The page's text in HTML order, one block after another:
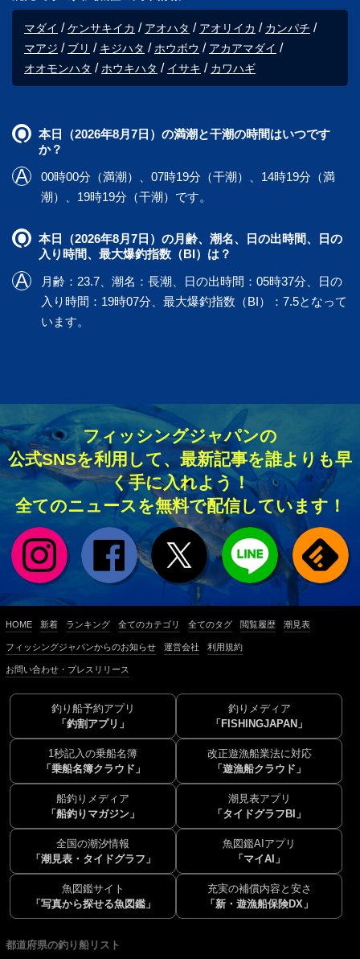
マダイ ケンサキイカ アオハタ アオリイカ
カンパチ
マアジ
ブリ キジハタ ホウボウ
アカアマダイ
オオモンハタ
ホウキハタ イサキ カワハギ
本日（2026年8月7日）の満潮と干潮の時間はいつです
か？
00時00分（満潮）、07時19分（干潮）、14時19分（満
潮）、19時19分（干潮）です。
本日（2026年8月7日）の月齢、潮名、日の出時間、日の
入り時間、最大爆釣指数（BI）は？
月齢：23.7、潮名：長潮、日の出時間：05時37分、日の
入り時間：19時07分、最大爆釣指数（BI）：7.5となって
います。
フィッシングジャパンの
公式SNSを利用して、最新記事を誰よりも早
く手に入れよう！
全てのニュースを無料で配信しています！
HOME 新着 ランキング 全てのカテゴリ 全てのタグ 閲覧履歴 潮見表
フィッシングジャパンからのお知らせ 運営会社 利用規約
お問い合わせ・プレスリリース
釣り船予約アプリ
「釣割アプリ」
釣りメディア
「FISHINGJAPAN」
1秒記入の乗船名簿
「乗船名簿クラウド」
改正遊漁船業法に対応
「遊漁船クラウド」
船釣りメディア
「船釣りマガジン」
潮見表アプリ
「タイドグラフBI」
全国の潮汐情報
「潮見表・タイドグラフ」
魚図鑑AIアプリ
「マイAI」
魚図鑑サイト
「写真から探せる魚図鑑」
充実の補償内容と安さ
「新・遊漁船保険DX」
都道府県の釣り船リスト